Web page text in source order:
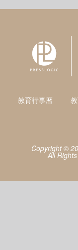
教育行事曆
Copyright ©
All